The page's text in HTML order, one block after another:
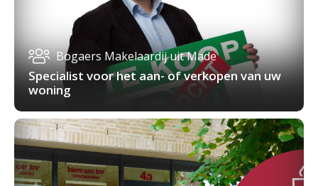
Bogaers Makelaardij uit Made
Specialist voor het aan- of verkopen van uw
woning